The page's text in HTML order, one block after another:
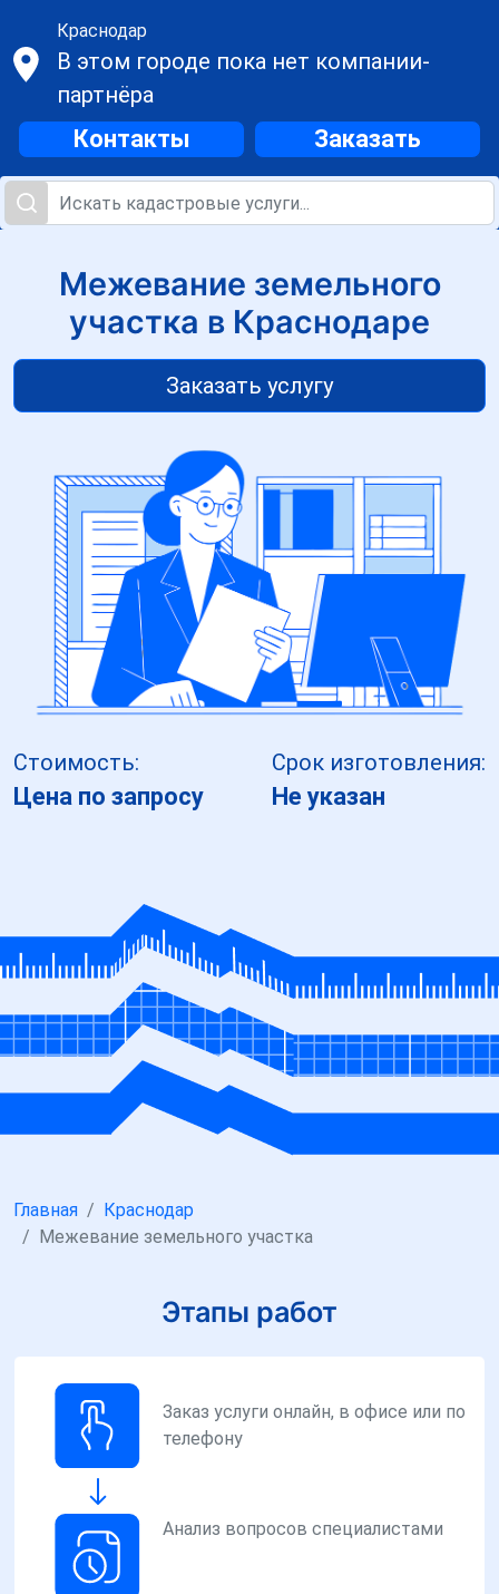
Краснодар
В этом городе пока нет компании-
партнёра
Контакты Заказать
Межевание земельного
участка в Краснодаре
Заказать услугу
Стоимость:
Цена по запросу
Срок изготовления:
Не указан
Главная
Краснодар
Межевание земельного участка
Этапы работ
Заказ услуги онлайн, в офисе или по
телефону
Анализ вопросов специалистами